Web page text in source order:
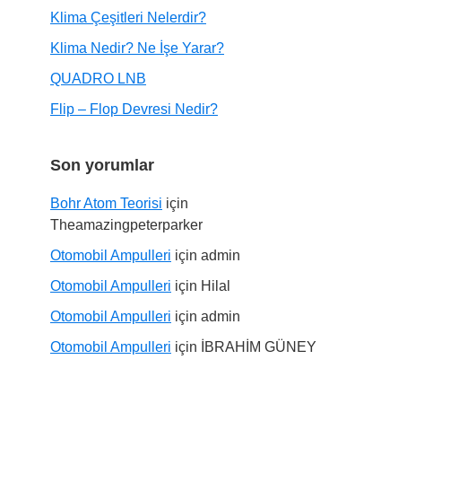
Klima Çeşitleri Nelerdir?
Klima Nedir? Ne İşe Yarar?
QUADRO LNB
Flip – Flop Devresi Nedir?
Son yorumlar
Bohr Atom Teorisi için
Theamazingpeterparker
Otomobil Ampulleri için admin
Otomobil Ampulleri için Hilal
Otomobil Ampulleri için admin
Otomobil Ampulleri için İBRAHİM GÜNEY